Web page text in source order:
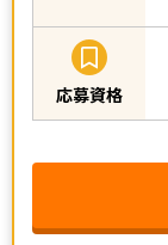
応募資格